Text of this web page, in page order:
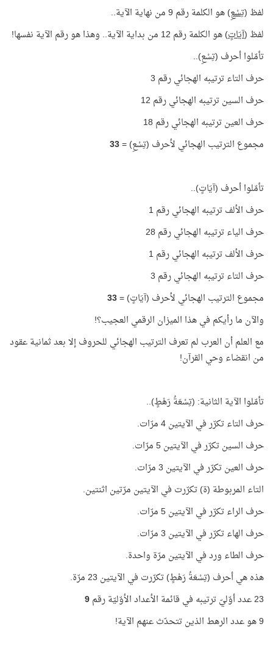
لفظ (تِسْعِ) هو الكلمة رقم 9 من نهاية الآية..
لفظ (آيَاتٍ) هو الكلمة رقم 12 من بداية الآية.. وهذا هو رقم الآية نفسها!
تأمّلوا أحرف (تِسْعِ)..
حرف التاء ترتيبه الهجائي رقم 3
حرف السين ترتيبه الهجائي رقم 12
حرف العين ترتيبه الهجائي رقم 18
مجموع الترتيب الهجائي لأحرف (تِسْعِ) =33
تأمّلوا أحرف (آيَاتٍ)..
حرف الألف ترتيبه الهجائي رقم 1
حرف الياء ترتيبه الهجائي رقم 28
حرف الألف ترتيبه الهجائي رقم 1
حرف التاء ترتيبه الهجائي رقم 3
مجموع الترتيب الهجائي لأحرف (آيَاتٍ) =33
والآن ما رأيكم في هذا الميزان الرقمي العجيب؟!
مع العلم أن العرب لم تعرف الترتيب الهجائي للحروف إلا بعد ثمانية عقود
من انقضاء وحي القرآن!
تأمّلوا الآية الثانية: (تِسْعَةُ رَهْطٍ)..
حرف التاء تكرّر في الآيتين 4 مرّات.
حرف السين تكرّر في الآيتين 5 مرّات.
حرف العين تكرّر في الآيتين 3 مرّات.
التاء المربوطة (ة) تكرّرت في الآيتين مرّتين اثنتين.
حرف الراء تكرّر في الآيتين 5 مرّات.
حرف الهاء تكرّر في الآيتين 3 مرّات.
حرف الطاء ورد في الآيتين مرّة واحدة.
هذه هي أحرف (تِسْعَةُ رَهْطٍ) تكرّرت في الآيتين 23 مرّة.
23 عدد أوّليّ ترتيبه في قائمة الأعداد الأوّليّة رقم
9
9 هو عدد الرهط الذين تتحدّث عنهم الآية!